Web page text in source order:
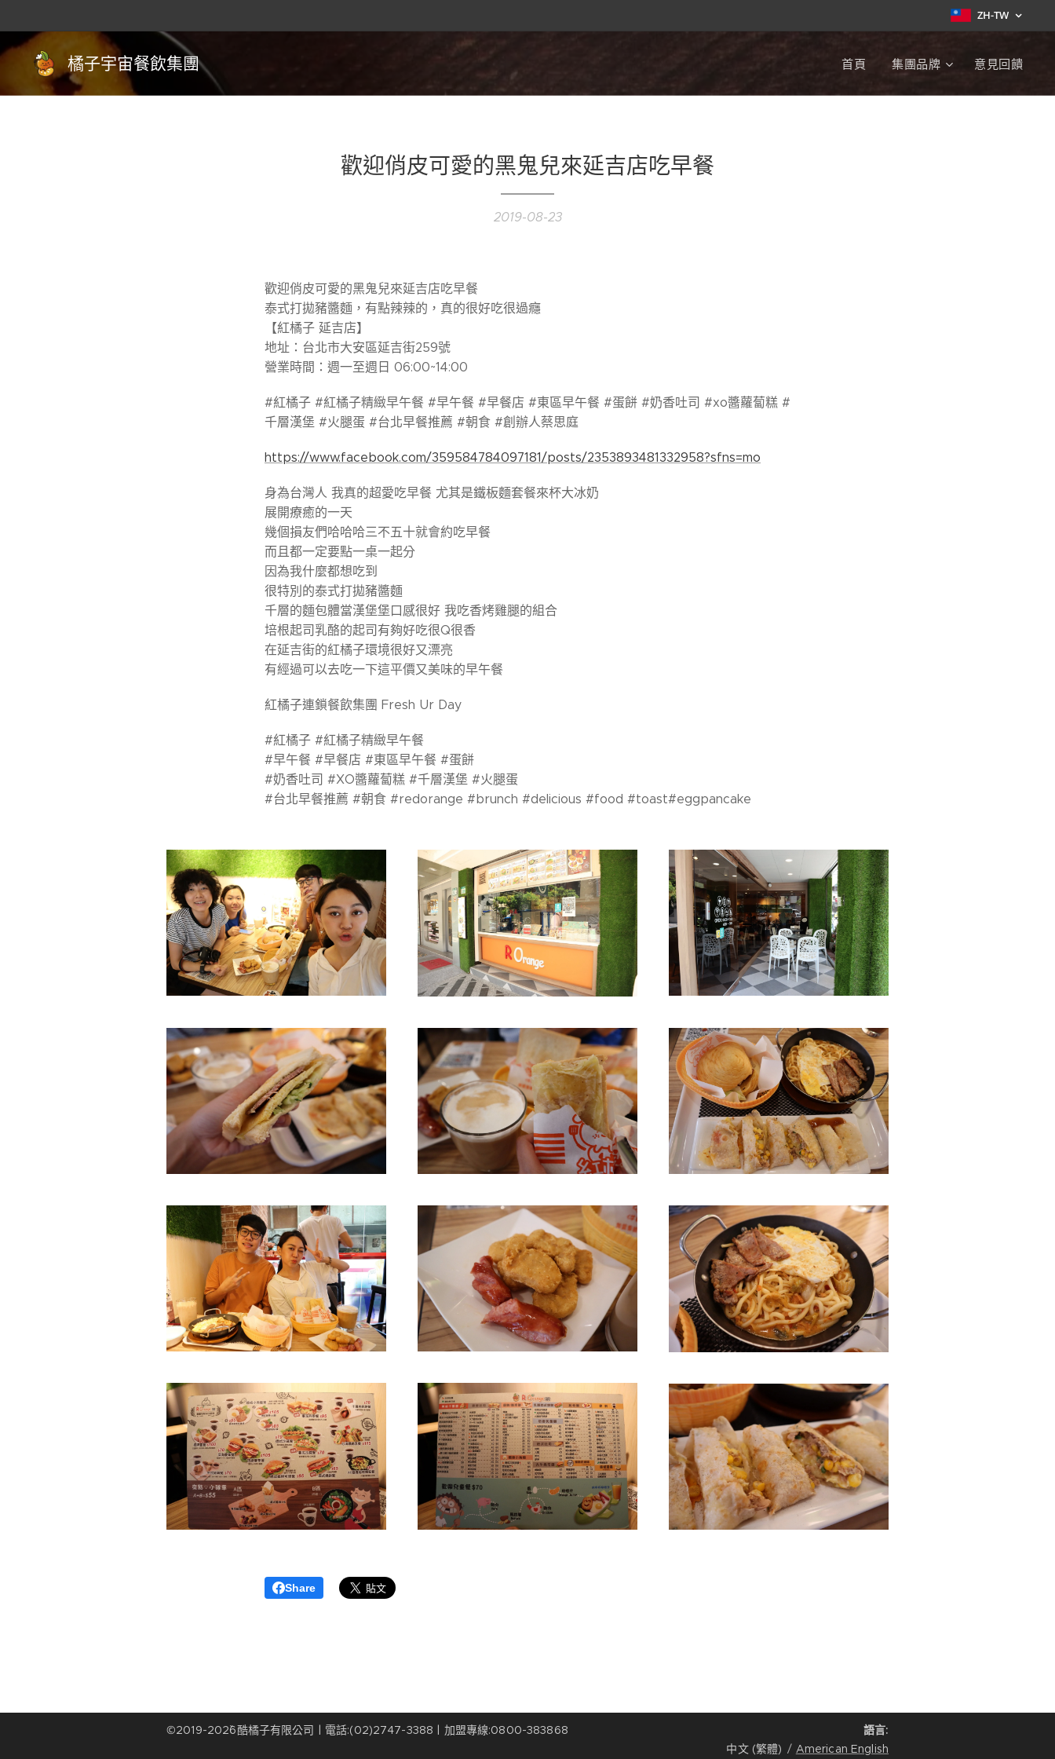
ZH-TW
橘子宇宙餐飲集團 首頁 集團品牌 意見回饋
歡迎俏皮可愛的黑鬼兒來延吉店吃早餐
2019-08-23
歡迎俏皮可愛的黑鬼兒來延吉店吃早餐😍
泰式打拋豬醬麵，有點辣辣的，真的很好吃很過癮👍
【紅橘子 延吉店】
地址：台北市大安區延吉街259號
營業時間：週一至週日 06:00~14:00
#紅橘子 #紅橘子精緻早午餐 #早午餐 #早餐店 #東區早午餐 #蛋餅 #奶香吐司 #xo醬蘿蔔糕 #
千層漢堡 #火腿蛋 #台北早餐推薦 #朝食 #創辦人蔡思庭
https://www.facebook.com/359584784097181/posts/2353893481332958?sfns=mo
身為台灣人 我真的超愛吃早餐 尤其是鐵板麵套餐來杯大冰奶
展開療癒的一天
幾個損友們哈哈哈三不五十就會約吃早餐
而且都一定要點一桌一起分
因為我什麼都想吃到
很特別的泰式打拋豬醬麵
千層的麵包體當漢堡堡口感很好 我吃香烤雞腿的組合
培根起司乳酪的起司有夠好吃很Q很香
在延吉街的紅橘子環境很好又漂亮
有經過可以去吃一下這平價又美味的早午餐
紅橘子連鎖餐飲集團 Fresh Ur Day
#紅橘子 #紅橘子精緻早午餐
#早午餐 #早餐店 #東區早午餐 #蛋餅
#奶香吐司 #XO醬蘿蔔糕 #千層漢堡 #火腿蛋
#台北早餐推薦 #朝食 #redorange #brunch #delicious #food #toast#eggpancake
Share
©2019-202ˇ6酷橘子有限公司 | 電話:(02)2747-3388 | 加盟專線:0800-383868
語言
中文 (繁體)
American English